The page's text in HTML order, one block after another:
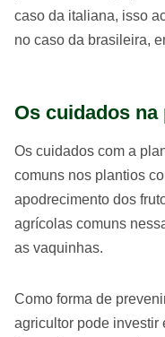
caso da italiana, isso
no caso da brasileira,
Os cuidados na
Os cuidados com a
comuns nos plantios
apodrecimento dos
agrícolas comuns
as vaquinhas.
Como forma de
agricultor pode investir